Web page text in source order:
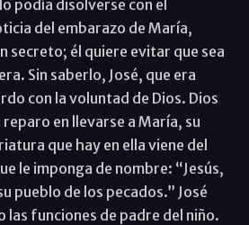
podía disolverse con el
del embarazo de María,
secreto; él quiere evitar que sea
Sin saberlo, José, que era
con la voluntad de Dios. Dios
en llevarse a María, su
que hay en ella viene del
le imponga de nombre: “Jesús,
pueblo de los pecados.” José
las funciones de padre del niño.